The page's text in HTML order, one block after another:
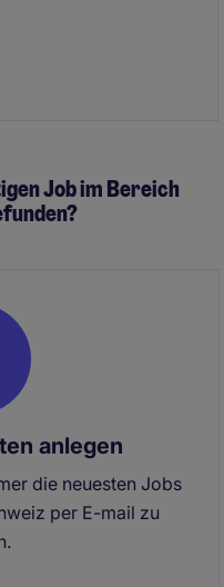
opérationnelle des
livraison. Vous
10
Job im Bereich
anlegen
die neuesten Jobs
per E-mail zu